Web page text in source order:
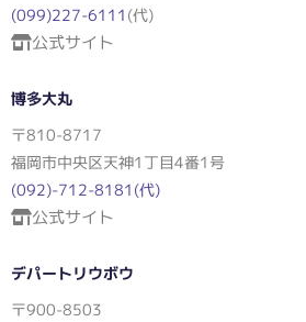
(099)227-6111 (代)
公式サイト
博多大丸
〒810-8717
福岡市中央区天神1丁目4番1号
(092)-712-8181(代)
公式サイト
デパートリウボウ
〒900-8503